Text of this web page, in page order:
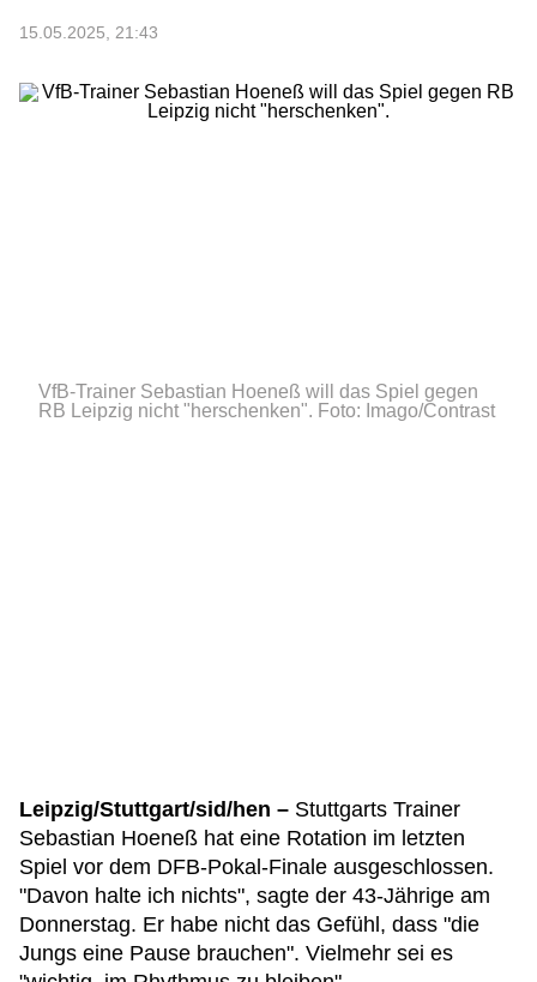
15.05.2025, 21:43
VfB-Trainer Sebastian Hoeneß will das Spiel gegen
RB Leipzig nicht "herschenken". Foto: Imago/Contrast
Leipzig/Stuttgart/sid/hen – Stuttgarts Trainer
Sebastian Hoeneß hat eine Rotation im letzten
Spiel vor dem DFB-Pokal-Finale ausgeschlossen.
"Davon halte ich nichts", sagte der 43-Jährige am
Donnerstag. Er habe nicht das Gefühl, dass "die
Jungs eine Pause brauchen". Vielmehr sei es